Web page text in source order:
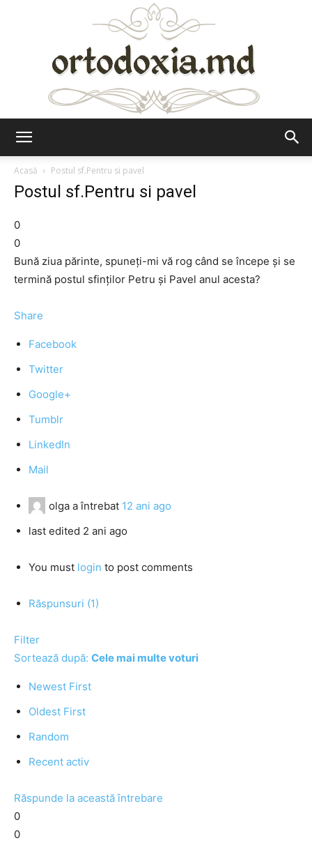
Acasă
Postul sf.Pentru si pavel
Postul sf.Pentru si pavel
0
0
Bună ziua părinte, spuneți-mi vă rog când se începe și se
termină postul sfinților Petru și Pavel anul acesta?
Share
Facebook
Twitter
Google+
Tumblr
LinkedIn
Mail
olga a întrebat 12 ani ago
last edited 2 ani ago
You must login to post comments
Răspunsuri (1)
Filter
Sortează după: Cele mai multe voturi
Newest First
Oldest First
Random
Recent activ
Răspunde la această întrebare
0
0